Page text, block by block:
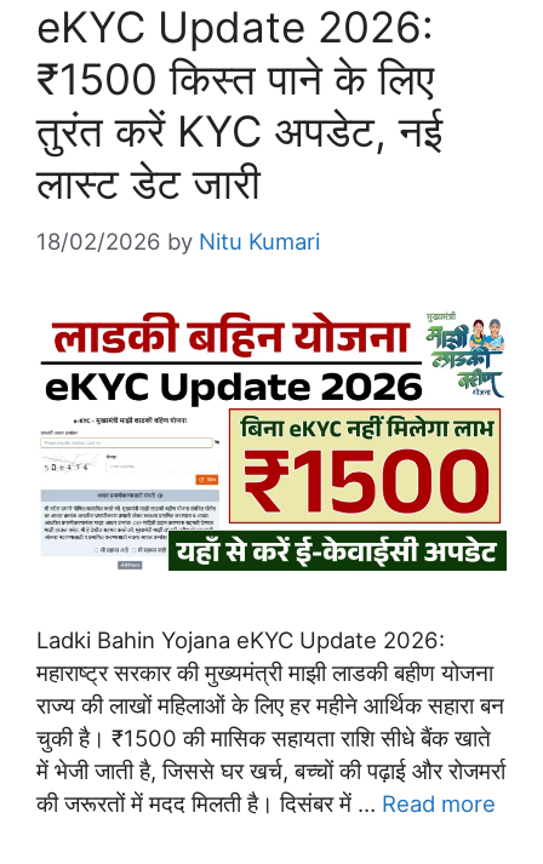
eKYC Update 2026:
₹1500 किस्त पाने के लिए
तुरंत करें KYC अपडेट, नई
लास्ट डेट जारी
18/02/2026 by Nitu Kumari
Ladki Bahin Yojana eKYC Update 2026:
महाराष्ट्र सरकार की मुख्यमंत्री माझी लाडकी बहीण योजना
राज्य की लाखों महिलाओं के लिए हर महीने आर्थिक सहारा बन
चुकी है। ₹1500 की मासिक सहायता राशि सीधे बैंक खाते
में भेजी जाती है, जिससे घर खर्च, बच्चों की पढ़ाई और रोजमर्रा
की जरूरतों में मदद मिलती है। दिसंबर में … Read more